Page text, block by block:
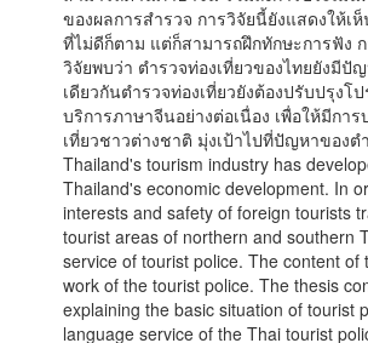
ของผลการสำรวจ การวิจัยนี้ยังแสดงให้
ที่ไม่ดีก็ตาม แต่ก็สามารถฝึกทักษะการฟัง
วิจัยพบว่า ตำรวจท่องเที่ยวของไทยยังมี
เดียวกันตำรวจท่องเที่ยวยังต้องปรับปรุง
บริการภาษาจีนอย่างต่อเนื่อง เพื่อให้มีก
เที่ยวชาวต่างชาติ มุ่งเป้าไปที่ปัญหาของ
Thailand's tourism industry has
Thailand's economic development. In
interests and safety of foreign tourists
tourist areas of northern and southern
service of tourist police. The content
work of the tourist police. The thesis
explaining the basic situation of tourist
language service of the Thai tourist